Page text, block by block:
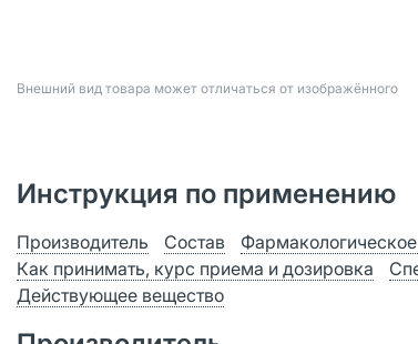
Bнешний вид товара может отличаться от изображённого
Инструкция по применению
Производитель Состав
Как принимать, курс приема и дозировка
Действующее вещество